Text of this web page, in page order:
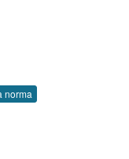
norma